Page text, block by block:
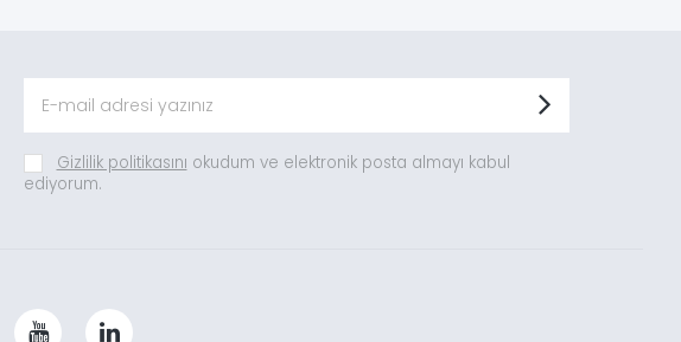
Gizlilik politikasını okudum ve elektronik posta almayı kabul
ediyorum.